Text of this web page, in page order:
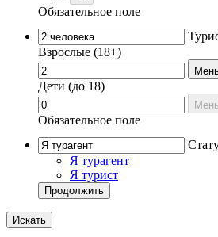
Обязательное поле
Взрослые (18+)
Дети (до 18)
Обязательное поле
Я турагент
Я турист
Продолжить
Искать